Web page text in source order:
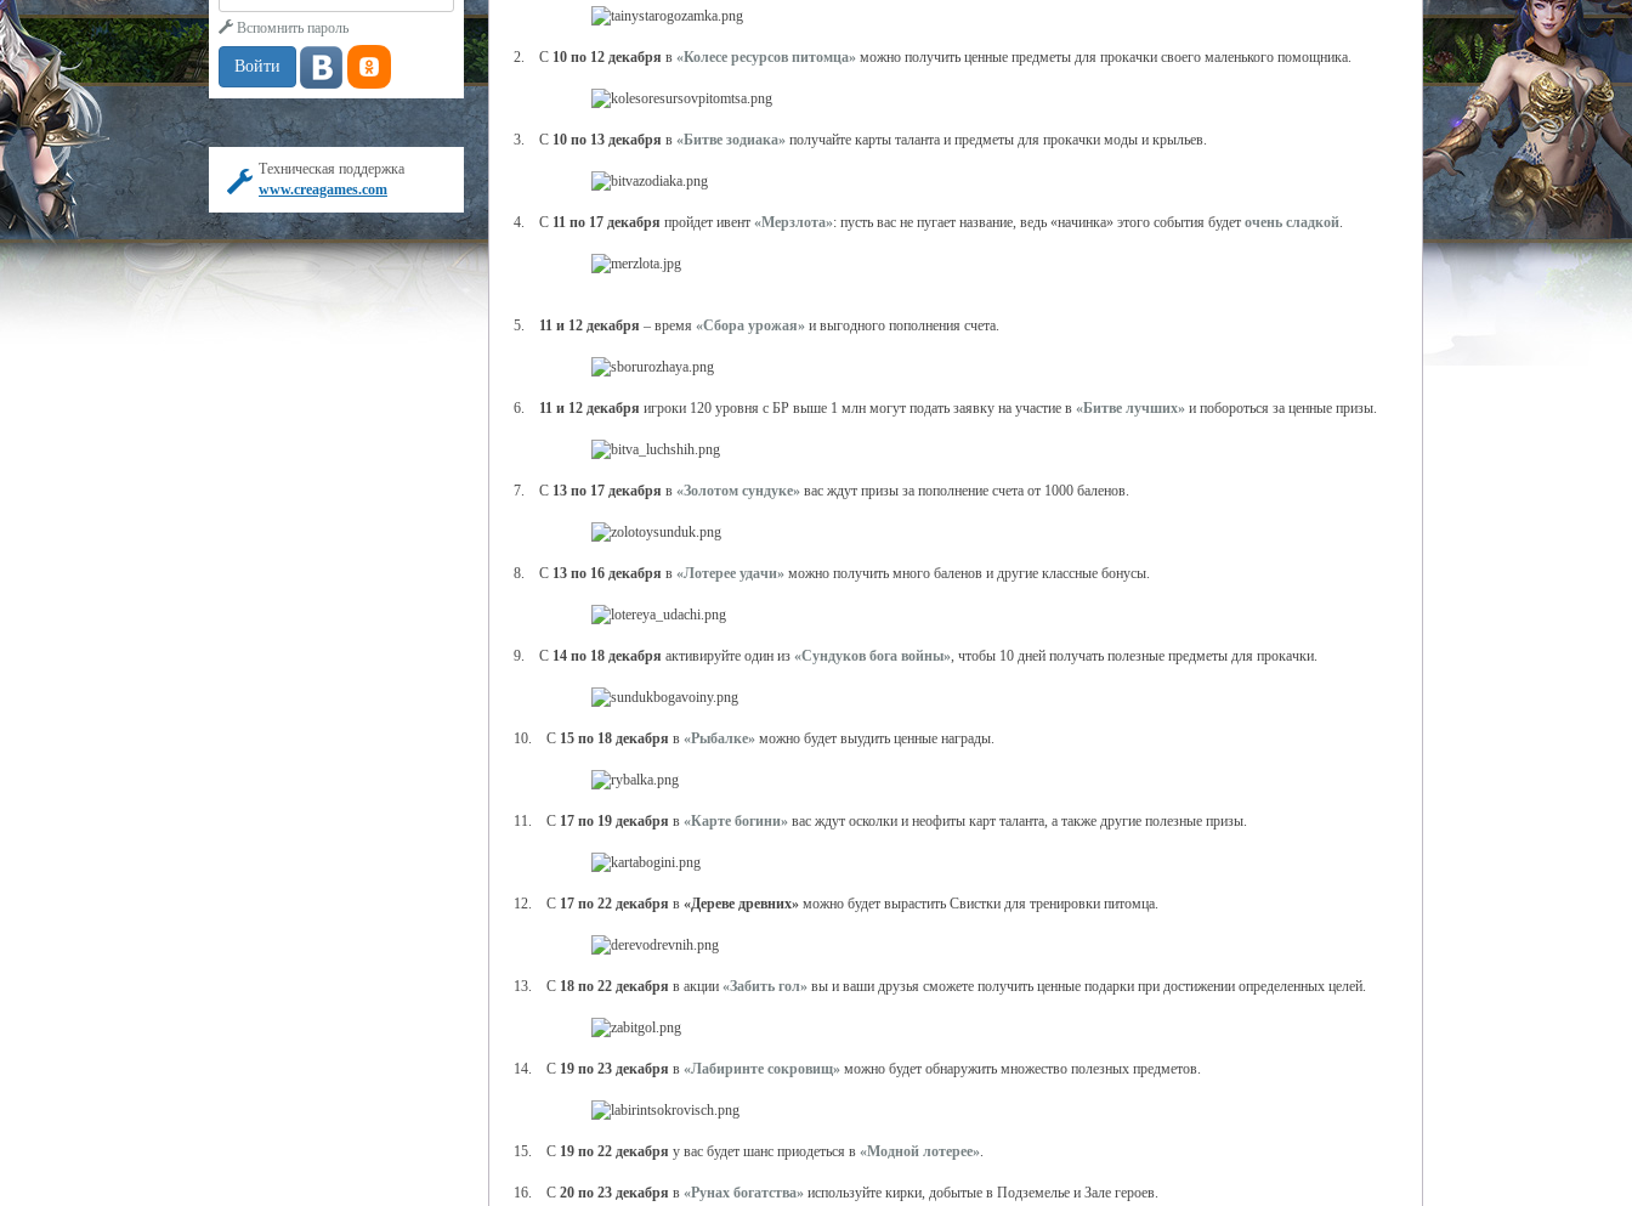
Вспомнить пароль
Техническая поддержка
www.creagames.com
2. С 10 по 12 декабря в «Колесе ресурсов питомца» можно получить ценные предметы для прокачки своего маленького помощника.
3. С 10 по 13 декабря в «Битве зодиака» получайте карты таланта и предметы для прокачки моды и крыльев.
4. С 11 по 17 декабря пройдет ивент «Мерзлота»: пусть вас не пугает название, ведь «начинка» этого события будет очень сладкой.
5. 11 и 12 декабря – время «Сбора урожая» и выгодного пополнения счета.
6. 11 и 12 декабря игроки 120 уровня с БР выше 1 млн могут подать заявку на участие в «Битве лучших» и побороться за ценные призы.
7. С 13 по 17 декабря в «Золотом сундуке» вас ждут призы за пополнение счета от 1000 баленов.
8. С 13 по 16 декабря в «Лотерее удачи» можно получить много баленов и другие классные бонусы.
9. С 14 по 18 декабря активируйте один из «Сундуков бога войны», чтобы 10 дней получать полезные предметы для прокачки.
10. С 15 по 18 декабря в «Рыбалке» можно будет выудить ценные награды.
11. С 17 по 19 декабря в «Карте богини» вас ждут осколки и неофиты карт таланта, а также другие полезные призы.
12. С 17 по 22 декабря в «Дереве древних» можно будет вырастить Свистки для тренировки питомца.
13. С 18 по 22 декабря в акции «Забить гол» вы и ваши друзья сможете получить ценные подарки при достижении определенных целей.
14. С 19 по 23 декабря в «Лабиринте сокровищ» можно будет обнаружить множество полезных предметов.
15. С 19 по 22 декабря у вас будет шанс приодеться в «Модной лотерее».
16. С 20 по 23 декабря в «Рунах богатства» используйте кирки, добытые в Подземелье и Зале героев.